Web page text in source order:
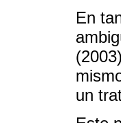
En
un